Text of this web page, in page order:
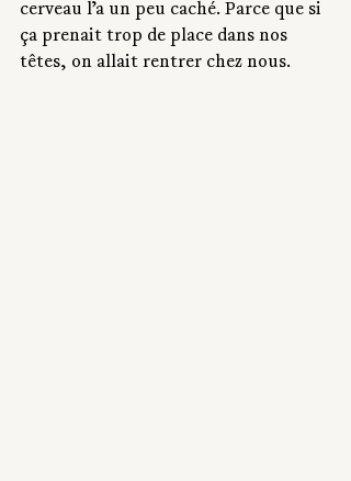
cerveau l’a un peu caché. Parce que si
ça prenait trop de place dans nos
têtes, on allait rentrer chez nous.